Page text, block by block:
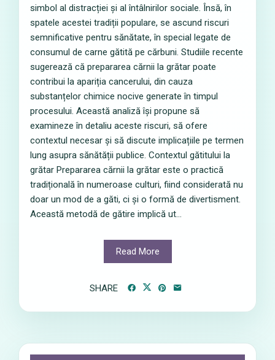
simbol al distracției și al întâlnirilor sociale. Însă, în
spatele acestei tradiții populare, se ascund riscuri
semnificative pentru sănătate, în special legate de
consumul de carne gătită pe cărbuni. Studiile recente
sugerează că prepararea cărnii la grătar poate
contribui la apariția cancerului, din cauza
substanțelor chimice nocive generate în timpul
procesului. Această analiză își propune să
examineze în detaliu aceste riscuri, să ofere
contextul necesar și să discute implicațiile pe termen
lung asupra sănătății publice. Contextul gătitului la
grătar Prepararea cărnii la grătar este o practică
tradițională în numeroase culturi, fiind considerată nu
doar un mod de a găti, ci și o formă de divertisment.
Această metodă de gătire implică ut...
Read More
SHARE